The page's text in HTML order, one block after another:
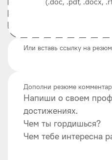
Или вставь ссылку на
Напиши о своем
достижениях.
Чем ты гордишься?
Чем тебе интересна
Дополни резюме